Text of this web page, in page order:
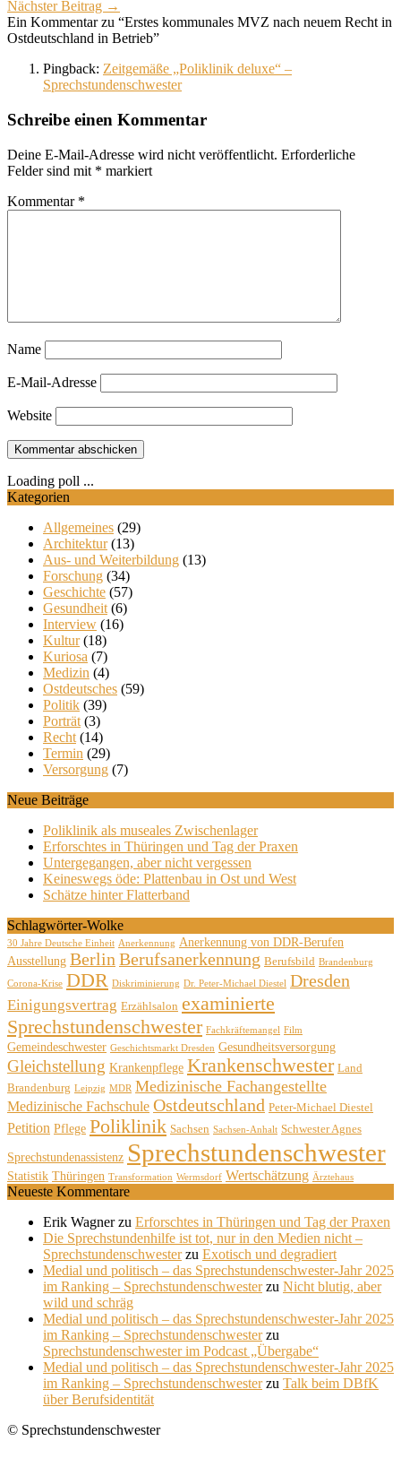
Nächster Beitrag →
Ein Kommentar zu “Erstes kommunales MVZ nach neuem Recht in
Ostdeutschland in Betrieb”
Pingback: Zeitgemäße „Poliklinik deluxe“ –
Sprechstundenschwester
Schreibe einen Kommentar
Deine E-Mail-Adresse wird nicht veröffentlicht. Erforderliche
Felder sind mit * markiert
Kommentar *
Name
E-Mail-Adresse
Website
Loading poll ...
Kategorien
Allgemeines (29)
Architektur(13)
Aus- und Weiterbildung (13)
Forschung (34)
Geschichte (57)
Gesundheit (6)
Interview (16)
Kultur(18)
Kuriosa (7)
Medizin (4)
Ostdeutsches (59)
Politik (39)
Porträt (3)
Recht (14)
Termin (29)
Versorgung (7)
Neue Beiträge
Poliklinik als museales Zwischenlager
Erforschtes in Thüringen und Tag der Praxen
Untergegangen, aber nicht vergessen
Keineswegs öde: Plattenbau in Ost und West
Schätze hinter Flatterband
Schlagwörter-Wolke
30 Jahre Deutsche Einheit Anerkennung Anerkennung von DDR-Berufen
Ausstellung Berlin Berufsanerkennung Berufsbild Brandenburg
Corona-Krise DDR Diskriminierung Dr. Peter-Michael Diestel Dresden
Einigungsvertrag Erzählsalon examinierte
Sprechstundenschwester Fachkräftemangel Film
Gemeindeschwester Geschichtsmarkt Dresden Gesundheitsversorgung
Gleichstellung Krankenpflege Krankenschwester Land
Brandenburg Leipzig MDR Medizinische Fachangestellte
Medizinische Fachschule Ostdeutschland Peter-Michael Diestel
Petition Pflege Poliklinik Sachsen Sachsen-Anhalt Schwester Agnes
Sprechstundenassistenz Sprechstundenschwester
Statistik Thüringen Transformation Wermsdorf Wertschätzung Ärztehaus
Neueste Kommentare
Erik Wagnerzu Erforschtes in Thüringen und Tag der Praxen
Die Sprechstundenhilfe ist tot, nur in den Medien nicht –
Sprechstundenschwesterzu Exotisch und degradiert
Medial und politisch – das Sprechstundenschwester-Jahr 2025
im Ranking – Sprechstundenschwesterzu Nicht blutig, aber
wild und schräg
Medial und politisch – das Sprechstundenschwester-Jahr 2025
im Ranking – Sprechstundenschwesterzu
Sprechstundenschwester im Podcast „Übergabe“
Medial und politisch – das Sprechstundenschwester-Jahr 2025
im Ranking – Sprechstundenschwesterzu Talk beim DBfK
über Berufsidentität
© Sprechstundenschwester